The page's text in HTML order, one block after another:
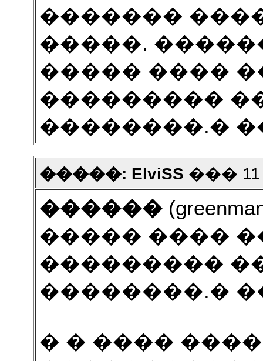
�������
�����.
����� ����
���������
��������.�
�����: ElviSS ��� 11
������
����� ����
���������
��������.�
� � ����